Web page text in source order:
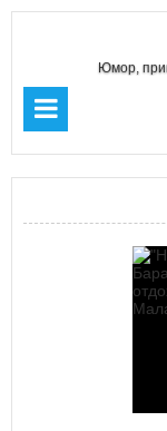
Юмор,